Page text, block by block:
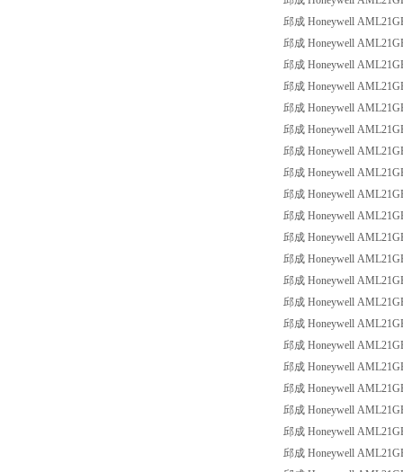
邱成 Honeywell
邱成 Honeywell
邱成 Honeywell
邱成 Honeywell
邱成 Honeywell
邱成 Honeywell
邱成 Honeywell
邱成 Honeywell
邱成 Honeywell
邱成 Honeywell
邱成 Honeywell
邱成 Honeywell
邱成 Honeywell
邱成 Honeywell
邱成 Honeywell
邱成 Honeywell
邱成 Honeywell
邱成 Honeywell
邱成 Honeywell
邱成 Honeywell
邱成 Honeywell